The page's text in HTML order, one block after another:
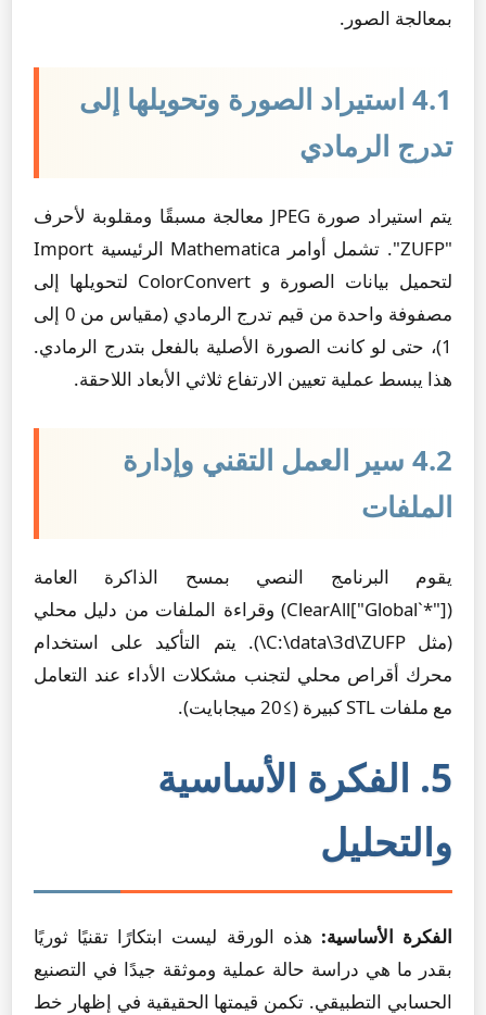
بمعالجة الصور.
4.1 استيراد الصورة وتحويلها إلى
تدرج الرمادي
يتم استيراد صورة JPEG معالجة مسبقًا ومقلوبة لأحرف
"ZUFP". تشمل أوامر Mathematica الرئيسية
Import
لتحميل بيانات الصورة و ColorConvert لتحويلها إلى
مصفوفة واحدة من قيم تدرج الرمادي (مقياس من 0 إلى
1)، حتى لو كانت الصورة الأصلية بالفعل بتدرج الرمادي.
هذا يبسط عملية تعيين الارتفاع ثلاثي الأبعاد اللاحقة.
4.2 سير العمل التقني وإدارة
الملفات
يقوم البرنامج النصي بمسح الذاكرة العامة
(
ClearAll["Global`*"]) وقراءة الملفات من دليل محلي
(مثلC:\data\3d\ZUFP\ ). يتم التأكيد على استخدام
محرك أقراص محلي لتجنب مشكلات الأداء عند التعامل
مع ملفات STL كبيرة (≥20 ميجابايت).
5. الفكرة الأساسية
والتحليل
الفكرة الأساسية: هذه الورقة ليست ابتكارًا تقنيًا ثوريًا
بقدر ما هي دراسة حالة عملية وموثقة جيدًا في التصنيع
الحسابي التطبيقي. تكمن قيمتها الحقيقية في إظهار خط